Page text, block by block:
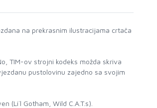
na prekrasnim ilustracijama crtača
TIM-ov strojni kodeks možda skriva
pustolovinu zajedno sa svojim
(Li`l Gotham, Wild C.A.T.s).